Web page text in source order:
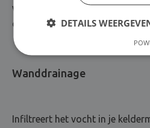
we een betonvloer aan, die je
compleet maakt.
Wanddrainage
Infiltreert het vocht in je
DETAILS